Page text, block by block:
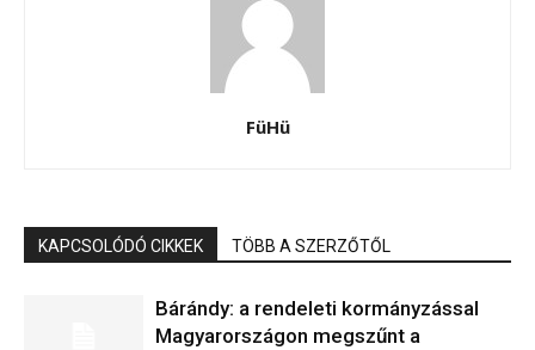
FüHü
KAPCSOLÓDÓ CIKKEK TÖBB A SZERZŐTŐL
Bárándy: a rendeleti kormányzással
Magyarországon megszűnt a